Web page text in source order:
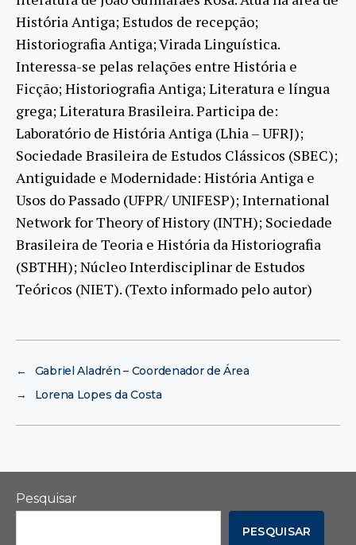
História Antiga; Estudos de recepção;
Historiografia Antiga; Virada Linguística.
Interessa-se pelas relações entre História e
Ficção; Historiografia Antiga; Literatura e língua
grega; Literatura Brasileira. Participa de:
Laboratório de História Antiga (Lhia – UFRJ);
Sociedade Brasileira de Estudos Clássicos (SBEC);
Antiguidade e Modernidade: História Antiga e
Usos do Passado (UFPR/ UNIFESP); International
Network for Theory of History (INTH); Sociedade
Brasileira de Teoria e História da Historiografia
(SBTHH); Núcleo Interdisciplinar de Estudos
Teóricos (NIET). (Texto informado pelo autor)
←
Gabriel Aladrén – Coordenador de Área
→
Lorena Lopes da Costa
Pesquisar
PESQUISAR